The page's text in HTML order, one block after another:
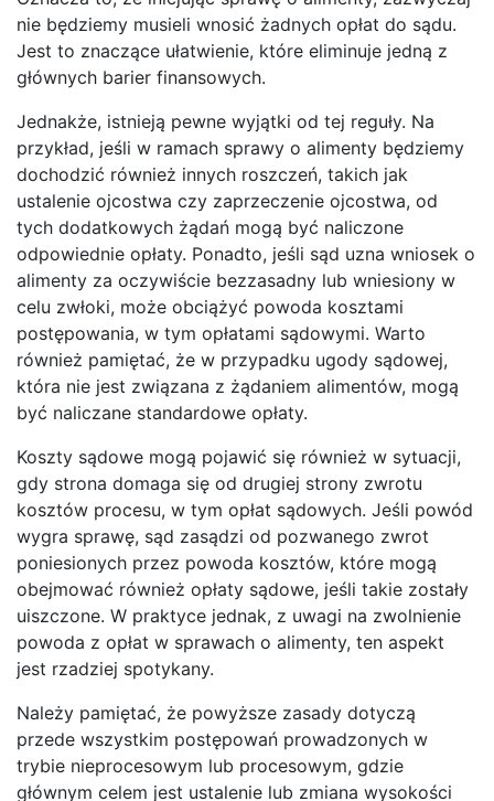
nie będziemy musieli wnosić żadnych opłat do sądu.
Jest to znaczące ułatwienie, które eliminuje jedną z
głównych barier finansowych.
Jednakże, istnieją pewne wyjątki od tej reguły. Na
przykład, jeśli w ramach sprawy o alimenty będziemy
dochodzić również innych roszczeń, takich jak
ustalenie ojcostwa czy zaprzeczenie ojcostwa, od
tych dodatkowych żądań mogą być naliczone
odpowiednie opłaty. Ponadto, jeśli sąd uzna wniosek o
alimenty za oczywiście bezzasadny lub wniesiony w
celu zwłoki, może obciążyć powoda kosztami
postępowania, w tym opłatami sądowymi. Warto
również pamiętać, że w przypadku ugody sądowej,
która nie jest związana z żądaniem alimentów, mogą
być naliczane standardowe opłaty.
Koszty sądowe mogą pojawić się również w sytuacji,
gdy strona domaga się od drugiej strony zwrotu
kosztów procesu, w tym opłat sądowych. Jeśli powód
wygra sprawę, sąd zasądzi od pozwanego zwrot
poniesionych przez powoda kosztów, które mogą
obejmować również opłaty sądowe, jeśli takie zostały
uiszczone. W praktyce jednak, z uwagi na zwolnienie
powoda z opłat w sprawach o alimenty, ten aspekt
jest rzadziej spotykany.
Należy pamiętać, że powyższe zasady dotyczą
przede wszystkim postępowań prowadzonych w
trybie nieprocesowym lub procesowym, gdzie
głównym celem jest ustalenie lub zmiana wysokości